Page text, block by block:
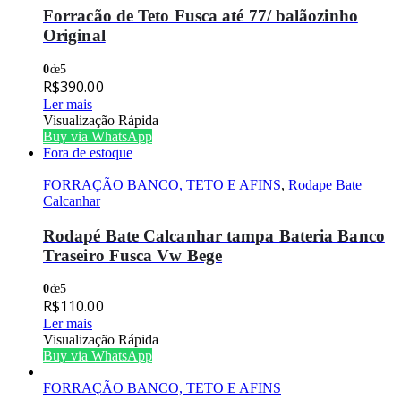
Forracão de Teto Fusca até 77/ balãozinho
Original
0de 5
R$390.00
Ler mais
Visualização Rápida
Buy via WhatsApp
Fora de estoque
FORRAÇÃO BANCO, TETO E AFINS, Rodape Bate
Calcanhar
Rodapé Bate Calcanhar tampa Bateria Banco
Traseiro Fusca Vw Bege
0de 5
R$110.00
Ler mais
Visualização Rápida
Buy via WhatsApp
FORRAÇÃO BANCO, TETO E AFINS